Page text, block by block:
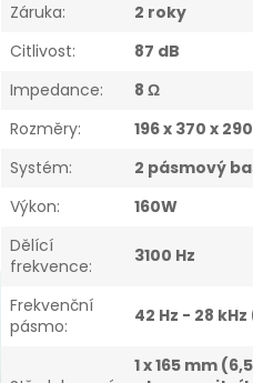
Záruka:
2 roky
Citlivost:
87 dB
Impedance:
8 Ω
Rozměry:
196 x 370 x
Systém:
2 pásmový
Výkon:
160W
Dělící
frekvence: 3100 Hz
Frekvenční
pásmo: 42 Hz - 28
1 x 165 mm